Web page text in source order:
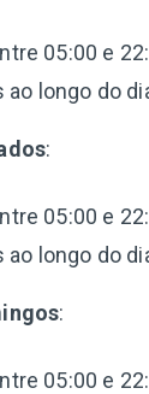
05:00 e
ao longo do
:
05:00 e
ao longo do
:
05:00 e